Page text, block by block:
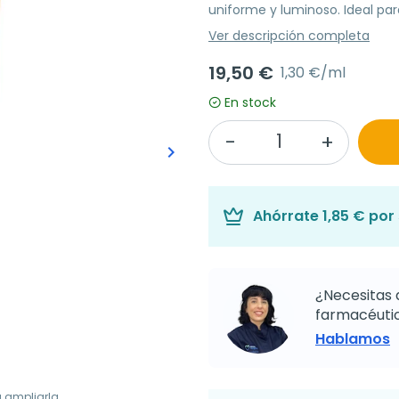
Siguiente
keyboard_arrow_right
uniforme y luminoso. Ideal
Ver descripción completa
19,50 € 1,30 €/ml
En stock
Ahórrate1,85 € por
¿Necesitas
Hablamos